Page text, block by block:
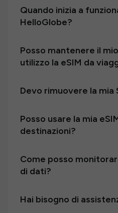
Quando inizia a
HelloGlobe?
Posso mantenere il
utilizzo la eSIM da
Devo rimuovere la mia
Posso usare la mia
destinazioni?
Come posso
di dati?
Hai bisogno di